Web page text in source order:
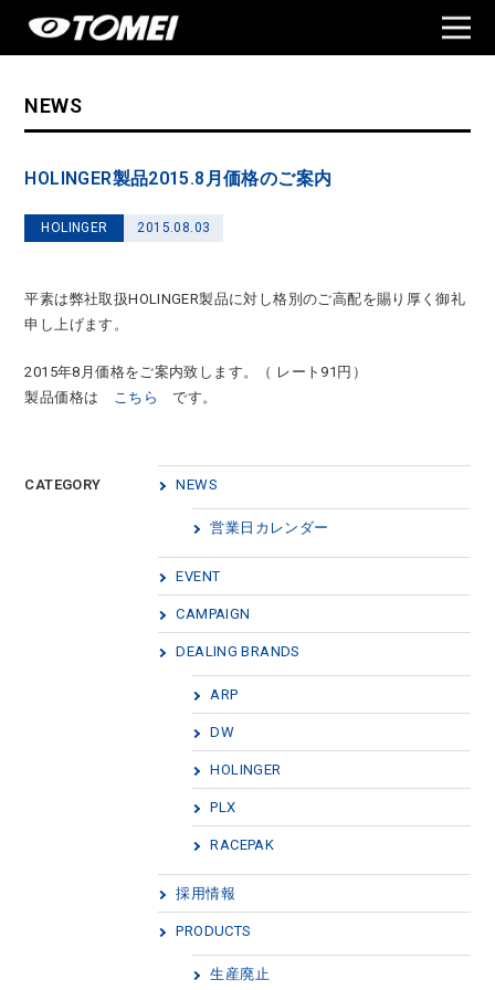
NEWS
HOLINGER製品2015.8月価格のご案内
HOLINGER 2015.08.03
平素は弊社取扱HOLINGER製品に対し格別のご高配を賜り厚く御礼
申し上げます。
2015年8月価格をご案内致します。（ レート91円）
製品価格は こちら です。
CATEGORY NEWS
営業日カレンダー
EVENT
CAMPAIGN
DEALING BRANDS
ARP
DW
HOLINGER
PLX
RACEPAK
採用情報
PRODUCTS
生産廃止